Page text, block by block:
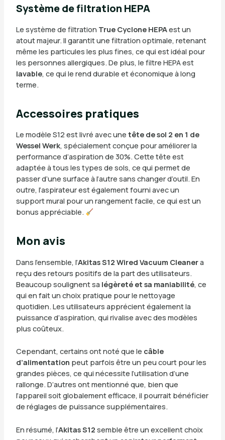
Système de filtration HEPA
Le système de filtration True Cyclone HEPAest un
atout majeur. Il garantit une filtration optimale, retenant
même les particules les plus fines, ce qui est idéal pour
les personnes allergiques. De plus, le filtre HEPA est
lavable, ce qui le rend durable et économique à long
terme.
Accessoires pratiques
Le modèle S12 est livré avec une tête de sol 2 en 1 de
Wessel Werk, spécialement conçue pour améliorer la
performance d’aspiration de 30%. Cette tête est
adaptée à tous les types de sols, ce qui permet de
passer d’une surface à l’autre sans changer d’outil. En
outre, l’aspirateur est également fourni avec un
support mural pour un rangement facile, ce qui est un
bonus appréciable.
Mon avis
Dans l’ensemble, l’Akitas S12 Wired Vacuum Cleanera
reçu des retours positifs de la part des utilisateurs.
Beaucoup soulignent sa légèreté et sa maniabilité, ce
qui en fait un choix pratique pour le nettoyage
quotidien. Les utilisateurs apprécient également la
puissance d’aspiration, qui rivalise avec des modèles
plus coûteux.
Cependant, certains ont noté que le câble
d’alimentation peut parfois être un peu court pour les
grandes pièces, ce qui nécessite l’utilisation d’une
rallonge. D’autres ont mentionné que, bien que
l’appareil soit globalement efficace, il pourrait bénéficier
de réglages de puissance supplémentaires.
En résumé, l’Akitas S12 semble être un excellent choix